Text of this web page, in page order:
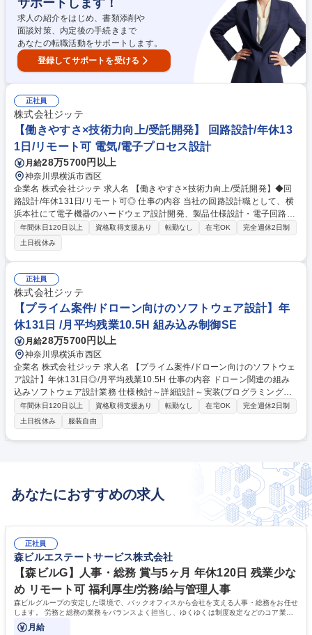
能。360度評価により、結果だけでなく「成長プロセス」も正当に評価し
ます。 募集職種 【回路設計/横浜】年休131日/リモート可/上流工程/フレ
ックス/16時退社も可◎
サポートします！
求人の紹介をはじめ、書類添削や
面談対策、内定後の手続きまで
あなたの転職活動をサポートします。
登録してサポートを受ける
正社員
株式会社ジッテ
【働きやすさ×技術力向上/受託開発】 回路設計/年休13
1日/リモート可 電気/電子プロセス設計
月給28万5700円以上
神奈川県横浜市西区
企業名 株式会社ジッテ 求人名 【働きやすさ×技術力向上/受託開発】◆回
路設計/年休131日/リモート可◎ 仕事の内容 当社の回路設計職として、横
浜本社にて電子機器のハードウェア設計開発、製品仕様設計・電子回路設
計を中心に上流工程から携わることができます！主に、産業機器系、半導
体関連、コンシューマー機器がメインです。 【やりがい】■社員からも好
評なほどの超働きやすい環境！ 上記記載の通りの働きやすい環境を完備し
ていることから、16時に退社しプライベートの時間にあてる社員や、フレ
ックス制により通勤ラッシュを避けて出社することも可能です。（リモー
トも臨機応変に対応可） ■技術的に成長できる環境！上流工程から携われ
ることと、産業機械や半導体、コンシューマー機器など成長市場かつ社会
的貢献性の高い仕事ができます。 募集職種 【働きやすさ×技術力向上/受
託開発】◆回路設計/年休131日/リモート可◎
年間休日120日以上 資格取得支援あり 転勤なし 在宅OK
完全週休2日制
土日祝休み
正社員
株式会社ジッテ
【プライム案件/ドローン向けのソフトウェア設計】年
休131日 /月平均残業10.5H 組み込み制御SE
月給28万5700円以上
神奈川県横浜市西区
企業名 株式会社ジッテ 求人名 【プライム案件/ドローン向けのソフトウェ
ア設計】年休131日◎/月平均残業10.5H 仕事の内容 ドローン関連の組み
込みソフトウェア設計業務 仕様検討～詳細設計～実装(プログラミング、
デバック)～実機検証 【職務概要】同社の顧客先（東京都北区）にて、ド
ローン向けの組み込みソフトウェア設計などに関わって頂きます。 【将
来、期待する役割】顧客先へ、まず1名での参画となりますが、将来的に
はメンバーを増やし、チーム体制へと発展させていく想定です。 そのため
【プライム案件/ドローン向けのソフトウェア設計】年休131日◎/月平均残
年間休日120日以上 資格取得支援あり 転勤なし 在宅OK
完全週休2日制
土日祝休み
服装自由
あなたにおすすめの求人
正社員
森ビルエステートサービス株式会社
【森ビルG】人事・総務 賞与5ヶ月 年休120日 残業少な
め リモート可 福利厚生/労務/給与管理人事
森ビルグループの安定した環境で、バックオフィスから会社を支える人事・総務をお任せ
します。 労務と総務の業務をバランスよく担当し、ゆくゆくは制度改定などのコア業務
にも挑戦できる、やりがいある環境です。
月給